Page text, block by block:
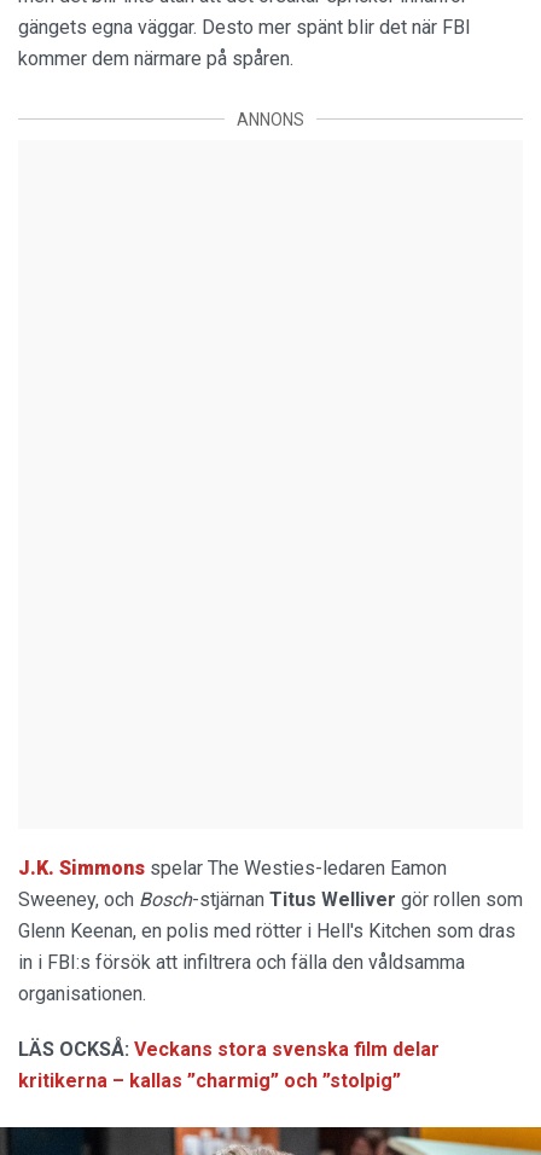
gängets egna väggar. Desto mer spänt blir det när FBI
kommer dem närmare på spåren.
ANNONS
J.K. Simmons spelar The Westies-ledaren Eamon
Sweeney, och Bosch-stjärnan Titus Welliver gör rollen som
Glenn Keenan, en polis med rötter i Hell's Kitchen som dras
in i FBI:s försök att infiltrera och fälla den våldsamma
organisationen.
LÄS OCKSÅ: Veckans stora svenska film delar
kritikerna – kallas ”charmig” och ”stolpig”